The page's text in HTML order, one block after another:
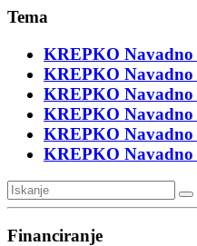
Tema
KREPKO Navadno
KREPKO Navadno
KREPKO Navadno
KREPKO Navadno
KREPKO Navadno
KREPKO Navadno
Financiranje